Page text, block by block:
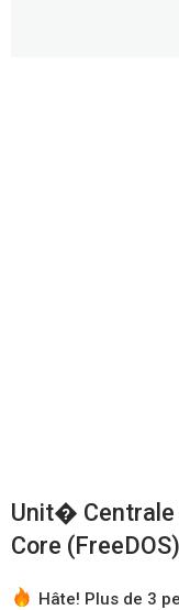
Unit� Centrale
Core (FreeDOS)
Hâte! Plus de 3